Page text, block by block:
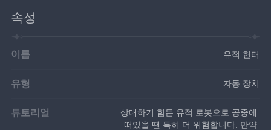
속성
이름 유적 헌터
유형 자동 장치
튜토리얼
상대하기 힘든 유적 로봇으로 공중에
떠있을 땐 특히 더 위험합니다. 만약